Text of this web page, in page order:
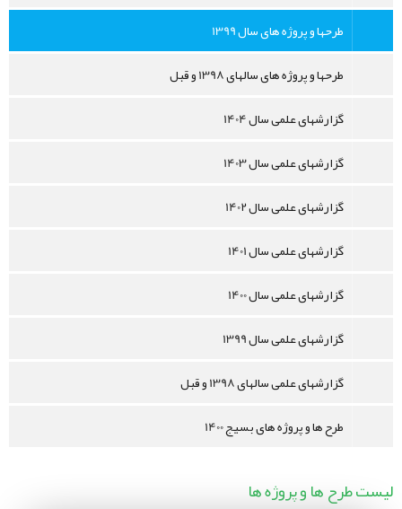
طرحها و پروژه های سال 1399
طرحها و پروژه های سالهای 1398 و قبل
گزارشهای علمی سال 1404
گزارشهای علمی سال 1403
گزارشهای علمی سال 1402
گزارشهای علمی سال 1401
گزارشهای علمی سال 1400
گزارشهای علمی سال 1399
گزارشهای علمی سالهای 1398 و قبل
طرح ها و پروژه های بسیج 1400
لیست طرح ها و پروژه ها